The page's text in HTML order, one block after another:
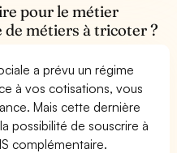
pour le métier
métiers à tricoter ?
a prévu un régime
à vos cotisations, vous
Mais cette dernière
possibilité de souscrire à
complémentaire.